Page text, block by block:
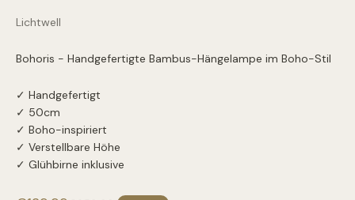
Lichtwell
Bohoris - Handgefertigte Bambus-Hängelampe im Boho-Stil
✓ Handgefertigt
✓ 50cm
✓ Boho-inspiriert
✓ Verstellbare Höhe
✓ Glühbirne inklusive